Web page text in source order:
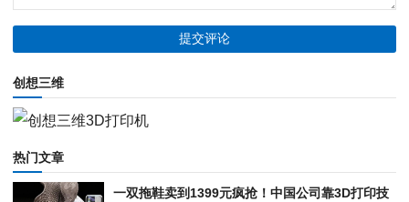
创想三维
热门文章
一双拖鞋卖到1399元疯抢！中国公司靠3D打印技